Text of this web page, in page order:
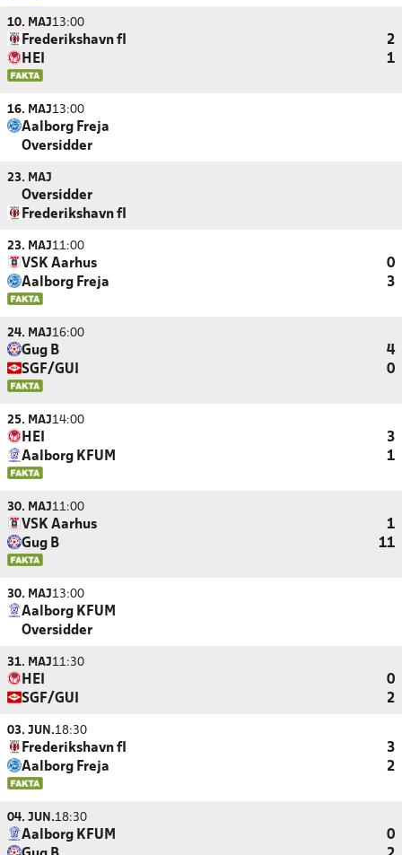
10. MAJ13:00
Frederikshavn fI
2
HEI
1
16. MAJ13:00
Aalborg Freja
Oversidder
23. MAJ
Oversidder
Frederikshavn fI
23. MAJ11:00
VSK Aarhus
0
Aalborg Freja
3
24. MAJ16:00
Gug B
4
SGF/GUI
0
25. MAJ14:00
HEI
3
Aalborg KFUM
1
30. MAJ11:00
VSK Aarhus
1
Gug B
11
30. MAJ13:00
Aalborg KFUM
Oversidder
31. MAJ11:30
HEI
0
SGF/GUI
2
03. JUN.18:30
Frederikshavn fI
3
Aalborg Freja
2
04. JUN.18:30
Aalborg KFUM
0